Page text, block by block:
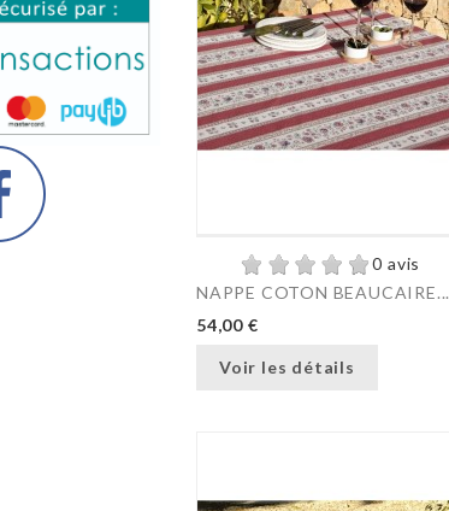
0 avis
NAPPE COTON BEAUCAIRE...
54,00 €
Voir les détails